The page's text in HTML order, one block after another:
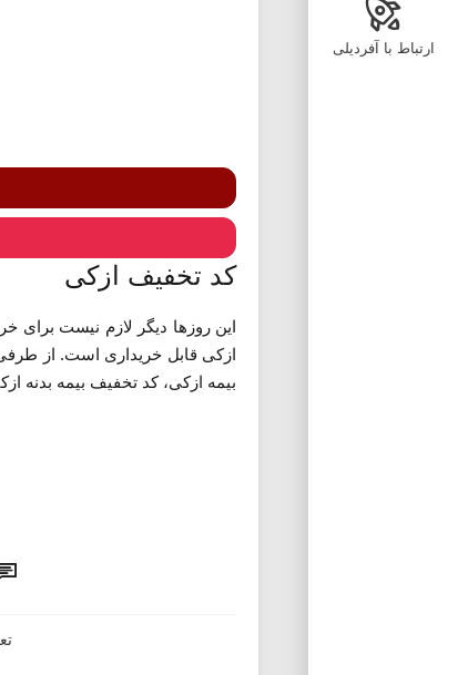
ارتباط با آفردیلی
کد تخفیف ازکی
این روزها دیگر لازم نیست برای
ازکی قابل خریداری است. از
بیمه ازکی، کد تخفیف بیمه بدنه